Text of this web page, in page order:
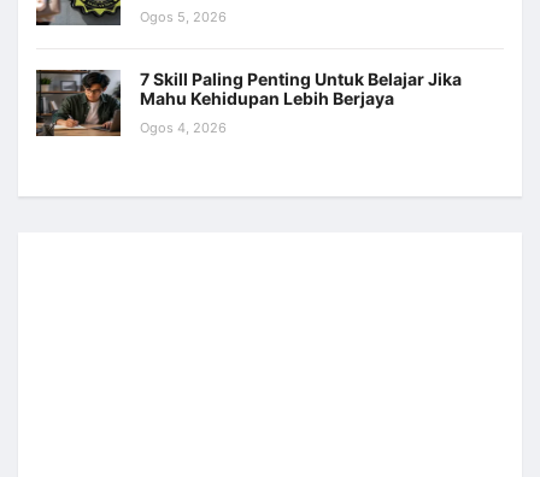
Ogos 5, 2026
7 Skill Paling Penting Untuk Belajar Jika
Mahu Kehidupan Lebih Berjaya
Ogos 4, 2026